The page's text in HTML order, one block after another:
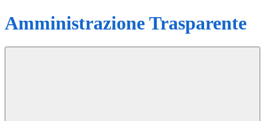
Amministrazione Trasparente